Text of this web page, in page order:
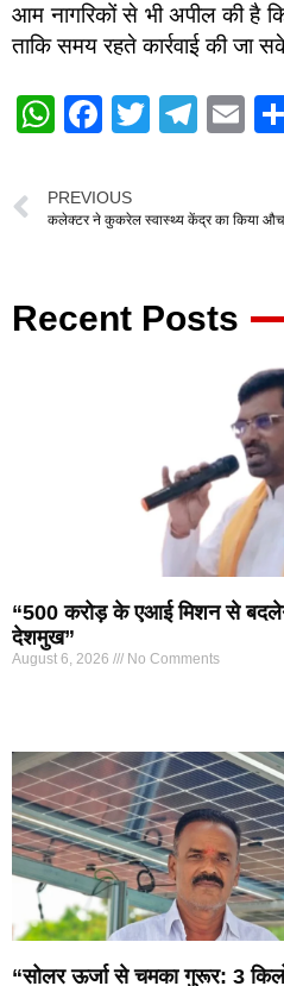
आम नागरिकों से भी अपील की है
ताकि समय रहते कार्रवाई की जा
W
at
s
p
p
F
c
e
o
o
T
er
T
gr
m
E
PREVIOUS
Recent Posts
“500 करोड़ के एआई मिशन से
देशमुख”
August 6, 2026 No Comments
“सोलर ऊर्जा से चमका गुरूर: 3